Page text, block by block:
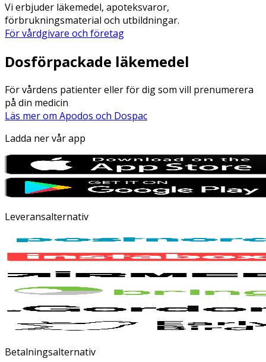
Vi erbjuder läkemedel, apoteksvaror,
förbrukningsmaterial och utbildningar.
För vårdgivare och företag
Dosförpackade läkemedel
För vårdens patienter eller för dig som vill prenumerera
på din medicin
Läs mer om Apodos och Dospac
Ladda ner vår app
Leveransalternativ
Betalningsalternativ